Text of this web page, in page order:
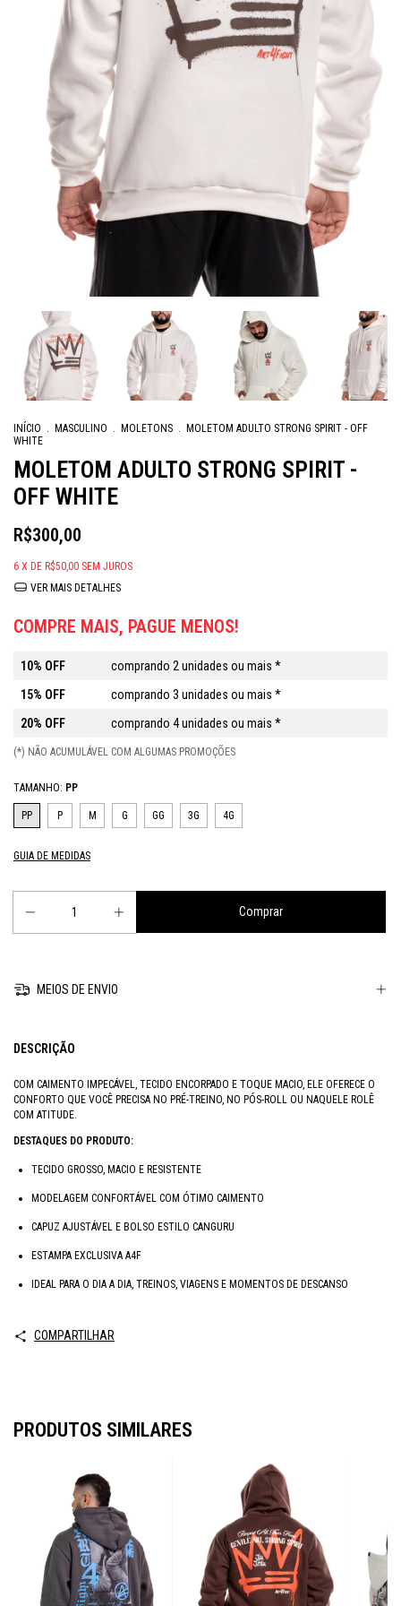
INÍCIO MASCULINO MOLETONS
MOLETOM ADULTO STRONG SPIRIT - OFF
WHITE
MOLETOM ADULTO STRONG SPIRIT -
OFF WHITE
R$300,00
6 X DE R$50,00 SEM JUROS
VER MAIS DETALHES
COMPRE MAIS, PAGUE MENOS!
10% OFF
comprando 2 unidades ou mais *
15% OFF
comprando 3 unidades ou mais *
20% OFF
comprando 4 unidades ou mais *
(*) NÃO ACUMULÁVEL COM ALGUMAS PROMOÇÕES
TAMANHO: PP
PP P M G GG 3G 4G
GUIA DE MEDIDAS
MEIOS DE ENVIO
DESCRIÇÃO
COM CAIMENTO IMPECÁVEL, TECIDO ENCORPADO E TOQUE MACIO, ELE OFERECE O
CONFORTO QUE VOCÊ PRECISA NO PRÉ-TREINO, NO PÓS-ROLL OU NAQUELE ROLÊ
COM ATITUDE.
DESTAQUES DO PRODUTO:
TECIDO GROSSO, MACIO E RESISTENTE
MODELAGEM CONFORTÁVEL COM ÓTIMO CAIMENTO
CAPUZ AJUSTÁVEL E BOLSO ESTILO CANGURU
ESTAMPA EXCLUSIVA A4F
IDEAL PARA O DIA A DIA, TREINOS, VIAGENS E MOMENTOS DE DESCANSO
COMPARTILHAR
PRODUTOS SIMILARES